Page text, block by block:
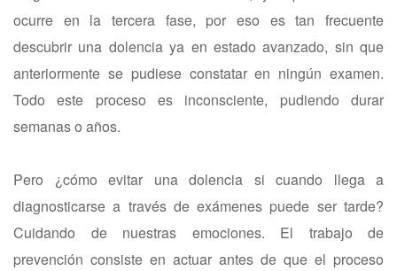
ocurre en la tercera fase, por eso es tan frecuente
descubrir una dolencia ya en estado avanzado, sin que
anteriormente se pudiese constatar en ningún examen.
Todo este proceso es inconsciente, pudiendo durar
semanas o años.
Pero ¿cómo evitar una dolencia si cuando llega a
diagnosticarse a través de exámenes puede ser tarde?
Cuidando de nuestras emociones. El trabajo de
prevención consiste en actuar antes de que el proceso